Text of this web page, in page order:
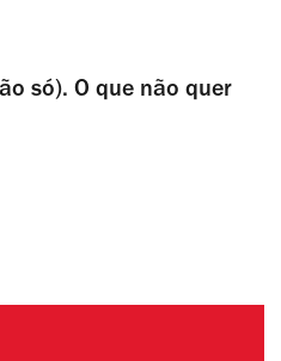
só). O que não quer